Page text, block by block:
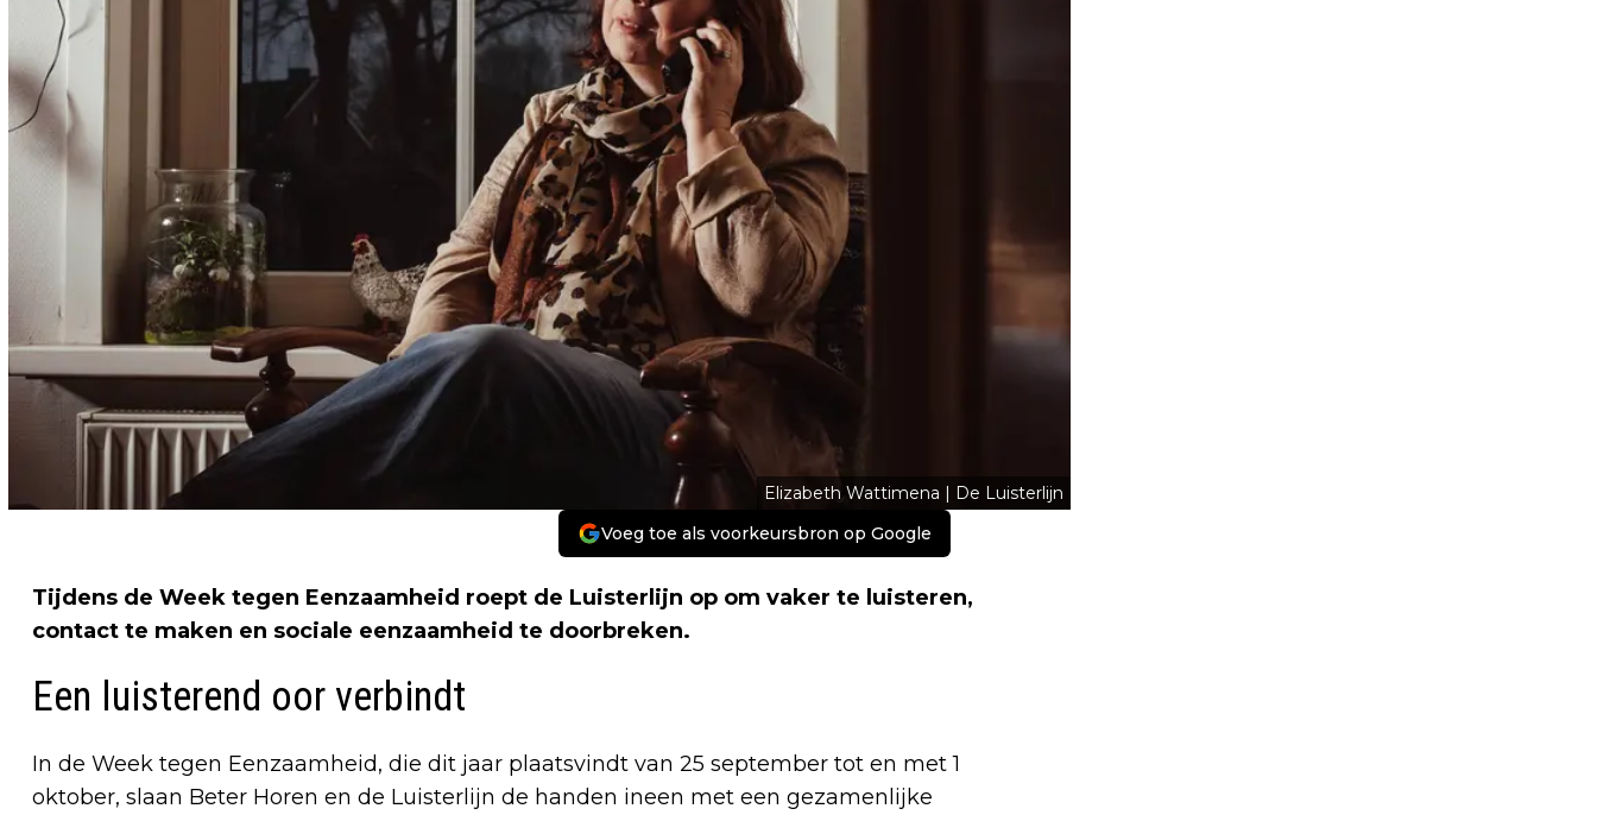
Elizabeth Wattimena | De Luisterlijn
Voeg toe als voorkeursbron op Google
Tijdens de Week tegen Eenzaamheid roept de Luisterlijn op om vaker te luisteren,
contact te maken en sociale eenzaamheid te doorbreken.
Een luisterend oor verbindt
In de Week tegen Eenzaamheid, die dit jaar plaatsvindt van 25 september tot en met 1
oktober, slaan Beter Horen en de Luisterlijn de handen ineen met een gezamenlijke